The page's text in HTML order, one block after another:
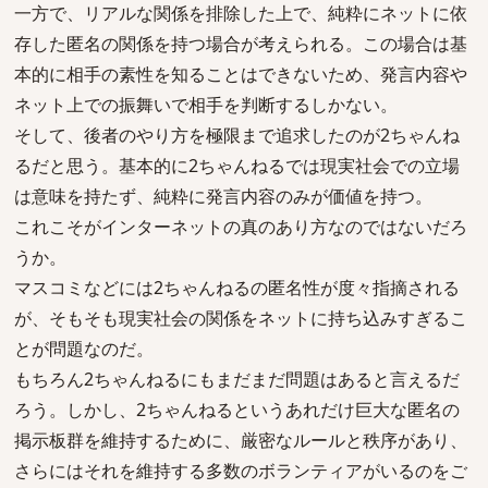
一方で、リアルな関係を排除した上で、純粋にネットに依
存した匿名の関係を持つ場合が考えられる。この場合は基
本的に相手の素性を知ることはできないため、発言内容や
ネット上での振舞いで相手を判断するしかない。
そして、後者のやり方を極限まで追求したのが2ちゃんね
るだと思う。基本的に2ちゃんねるでは現実社会での立場
は意味を持たず、純粋に発言内容のみが価値を持つ。
これこそがインターネットの真のあり方なのではないだろ
うか。
マスコミなどには2ちゃんねるの匿名性が度々指摘される
が、そもそも現実社会の関係をネットに持ち込みすぎるこ
とが問題なのだ。
もちろん2ちゃんねるにもまだまだ問題はあると言えるだ
ろう。しかし、2ちゃんねるというあれだけ巨大な匿名の
掲示板群を維持するために、厳密なルールと秩序があり、
さらにはそれを維持する多数のボランティアがいるのをご